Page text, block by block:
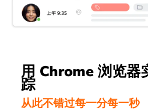
用 Chrome 浏览器
踪
从此不错过每一分每一秒